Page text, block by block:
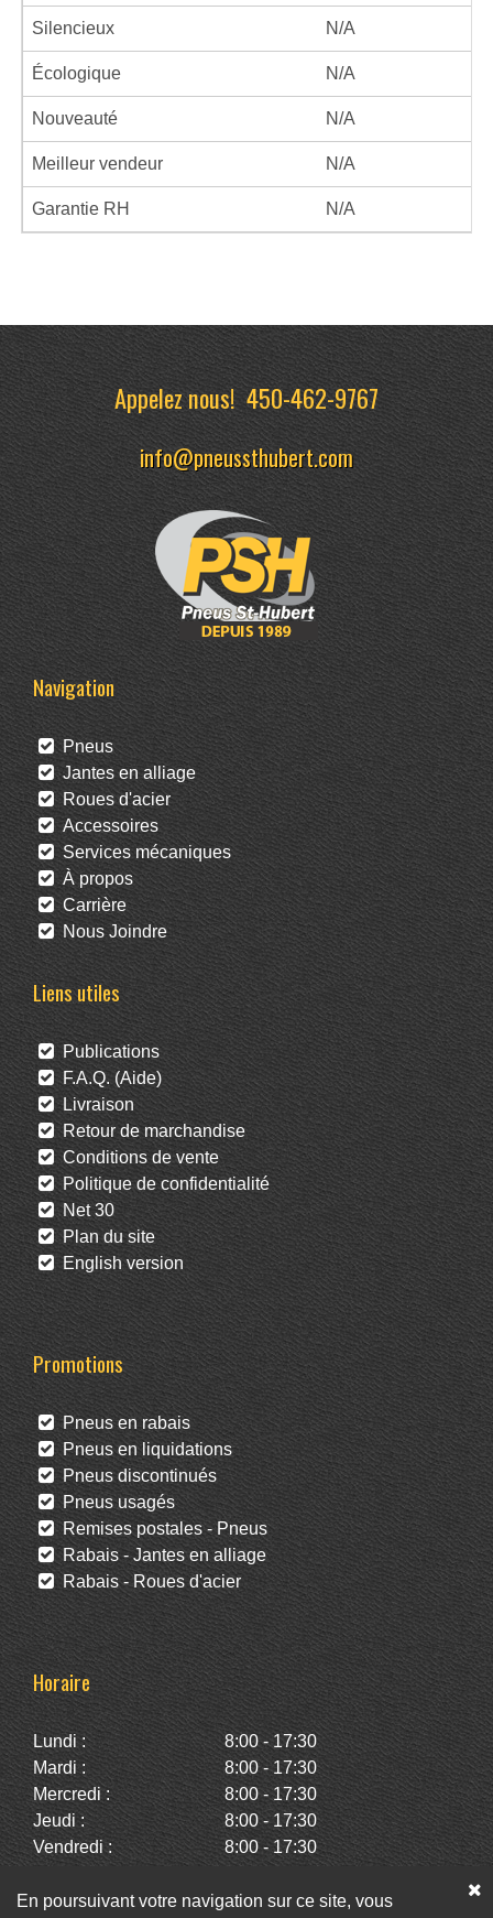
Silencieux N/A
Écologique N/A
Nouveauté N/A
Meilleur vendeur N/A
Garantie RH N/A
Appelez nous!450-462-9767
info@pneussthubert.com
Navigation
Pneus
Jantes en alliage
Roues d'acier
Accessoires
Services mécaniques
À propos
Carrière
Nous Joindre
Liens utiles
Publications
F.A.Q. (Aide)
Livraison
Retour de marchandise
Conditions de vente
Politique de confidentialité
Net 30
Plan du site
English version
Promotions
Pneus en rabais
Pneus en liquidations
Pneus discontinués
Pneus usagés
Remises postales - Pneus
Rabais - Jantes en alliage
Rabais - Roues d'acier
Horaire
Lundi :
8:00 - 17:30
Mardi :
8:00 - 17:30
Mercredi :
8:00 - 17:30
Jeudi :
8:00 - 17:30
Vendredi :
8:00 - 17:30
Dimanche :
Fermé
En poursuivant votre navigation sur ce site, vous